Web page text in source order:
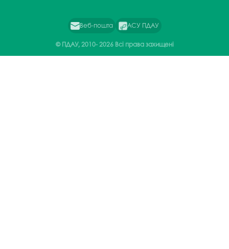
Веб-пошта АСУ ПДАУ
© ПДАУ, 2010-2026 Всі права захищені